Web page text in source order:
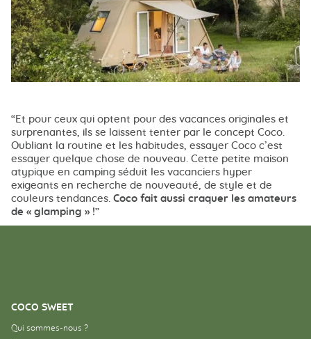
Et pour ceux qui optent pour des vacances originales et
surprenantes, ils se laissent tenter par le concept Coco.
Oubliant la routine et les habitudes, essayer Coco c’est
essayer quelque chose de nouveau. Cette petite maison
atypique en camping séduit les vacanciers hyper
exigeants en recherche de nouveauté, de style et de
couleurs tendances. Coco fait aussi craquer les amateurs
de « glamping » !
COCO SWEET
Qui sommes-nous ?